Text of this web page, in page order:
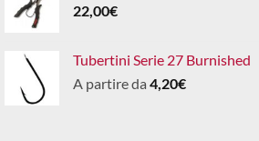
22,00€
Tubertini Serie 27 Burnished
A partire da 4,20€